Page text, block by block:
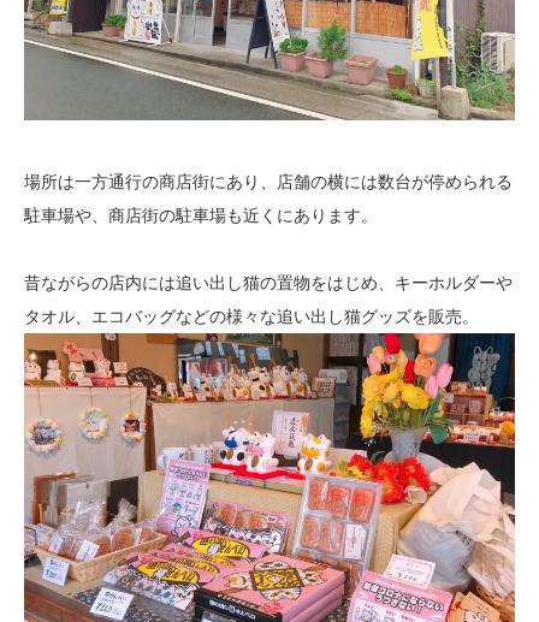
場所は一方通行の商店街にあり、店舗の横には数台が停められる
駐車場や、商店街の駐車場も近くにあります。
昔ながらの店内には追い出し猫の置物をはじめ、キーホルダーや
タオル、エコバッグなどの様々な追い出し猫グッズを販売。